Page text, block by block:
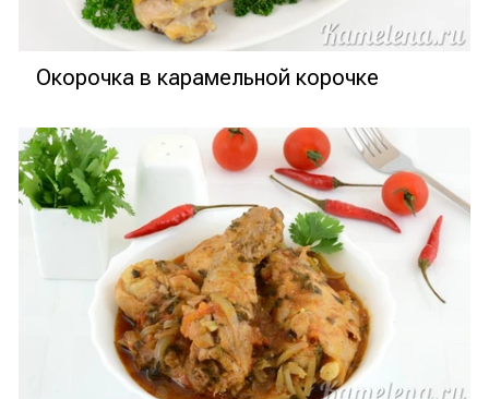
Окорочка в карамельной корочке